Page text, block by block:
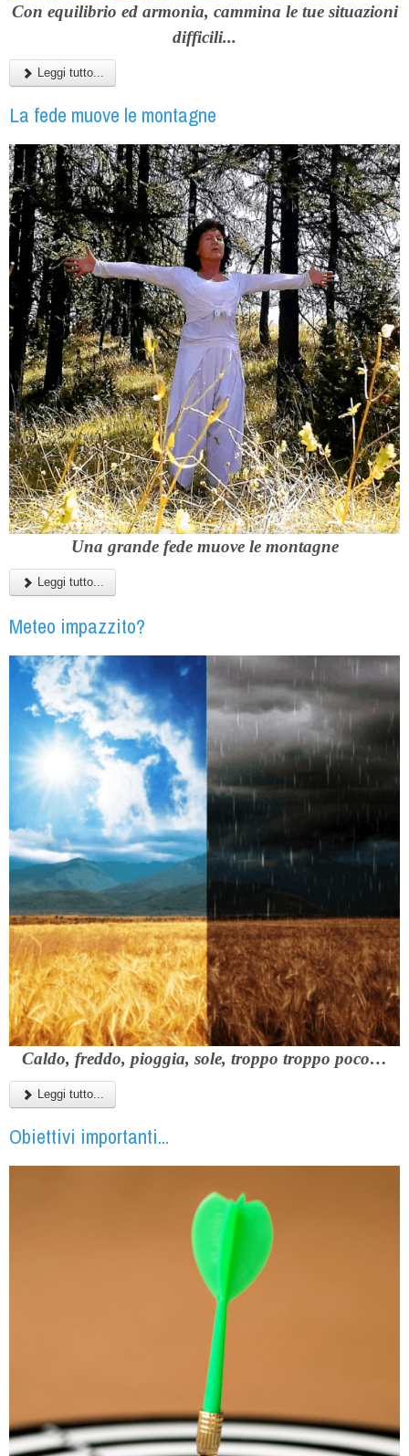
Con equilibrio ed armonia, cammina le tue situazioni
difficili...
Leggi tutto...
La fede muove le montagne
Una grande fede muove le montagne
Leggi tutto...
Meteo impazzito?
Caldo, freddo, pioggia, sole, troppo troppo poco…
Leggi tutto...
Obiettivi importanti...